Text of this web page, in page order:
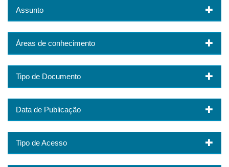
Assunto
Áreas de conhecimento
Tipo de Documento
Data de Publicação
Tipo de Acesso